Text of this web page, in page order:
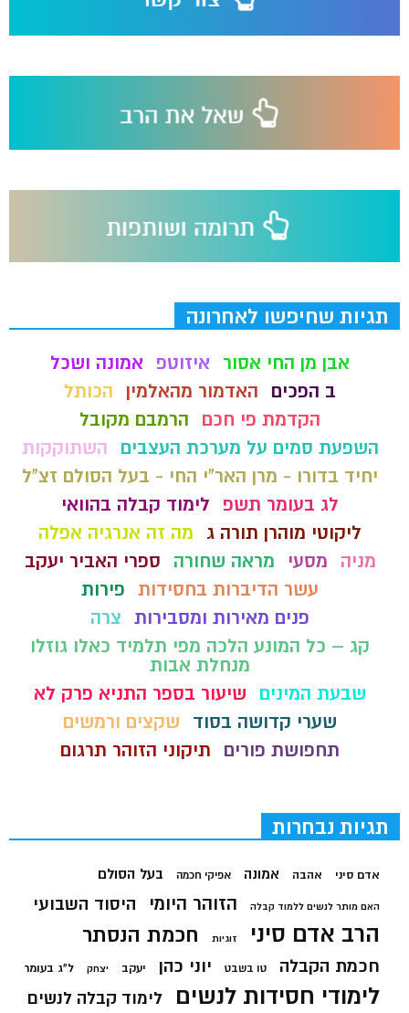
תגיות שחיפשו לאחרונה
אבן מן החי אסור איזוטפ
אמונה ושכל
ב הפכים
האדמור מהאלמין
הכותל
הקדמת פי חכם
הרמבם מקובל
השפעת סמים על מערכת העצבים
השתוקקות
יחיד בדורו - מרן האר"י החי - בעל הסולם זצ"ל
לג בעומר תשפ לימוד קבלה בהוואי
ליקוטי מוהרן תורה ג
מה זה אנרגיה אפלה
מניה
מסעי מראה שחורה
ספרי האביר יעקב
עשר הדיברות בחסידות פירות
פנים מאירות ומסבירות צרה
קג – כל המונע הלכה מפי תלמיד כאלו גוזלו
מנחלת אבות
שבעת המינים
שיעור בספר התניא פרק לא
שערי קדושה בסוד
שקצים ורמשים
תחפושת פורים
תיקוני הזוהר תרגום
תגיות נבחרות
אדם סיני אהבה אמונה אפיקי חכמה בעל הסולם
האם מותר לנשים ללמוד קבלה הזוהר היומי היסוד השבועי
הרב אדם סיני זוגיות חכמת הנסתר
חכמת הקבלה טו בשבט יוני כהן יעקב יצחק ל"ג בעומר
לימודי חסידות לנשים לימוד קבלה לנשים